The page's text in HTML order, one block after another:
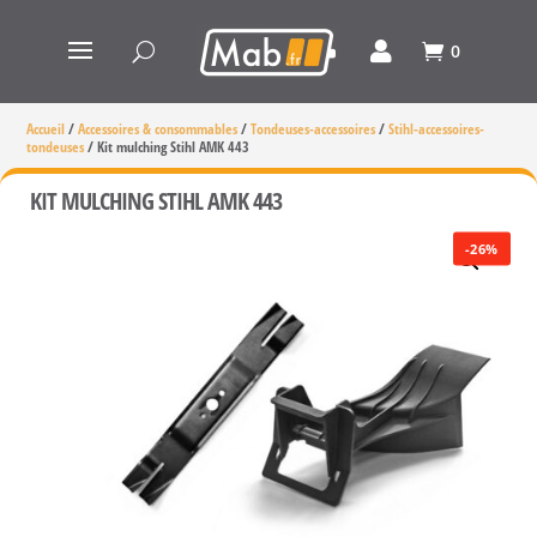
0
Accueil/Accessoires & consommables/Tondeuses-accessoires/Stihl-accessoires-
tondeuses/Kit mulching Stihl AMK 443
KIT MULCHING STIHL AMK 443
-26%